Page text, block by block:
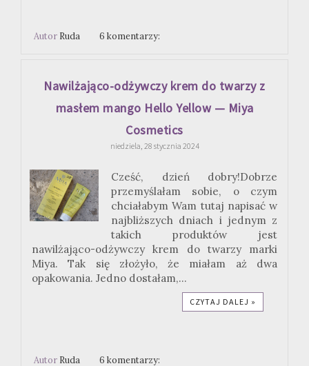
Autor Ruda 6 komentarzy:
Nawilżająco-odżywczy krem do twarzy z
masłem mango Hello Yellow — Miya
Cosmetics
niedziela, 28 stycznia 2024
Cześć, dzień dobry!Dobrze
przemyślałam sobie, o czym
chciałabym Wam tutaj napisać w
najbliższych dniach i jednym z
takich produktów jest
nawilżająco-odżywczy krem do twarzy marki
Miya. Tak się złożyło, że miałam aż dwa
opakowania. Jedno dostałam,...
CZYTAJ DALEJ »
Autor Ruda 6 komentarzy: